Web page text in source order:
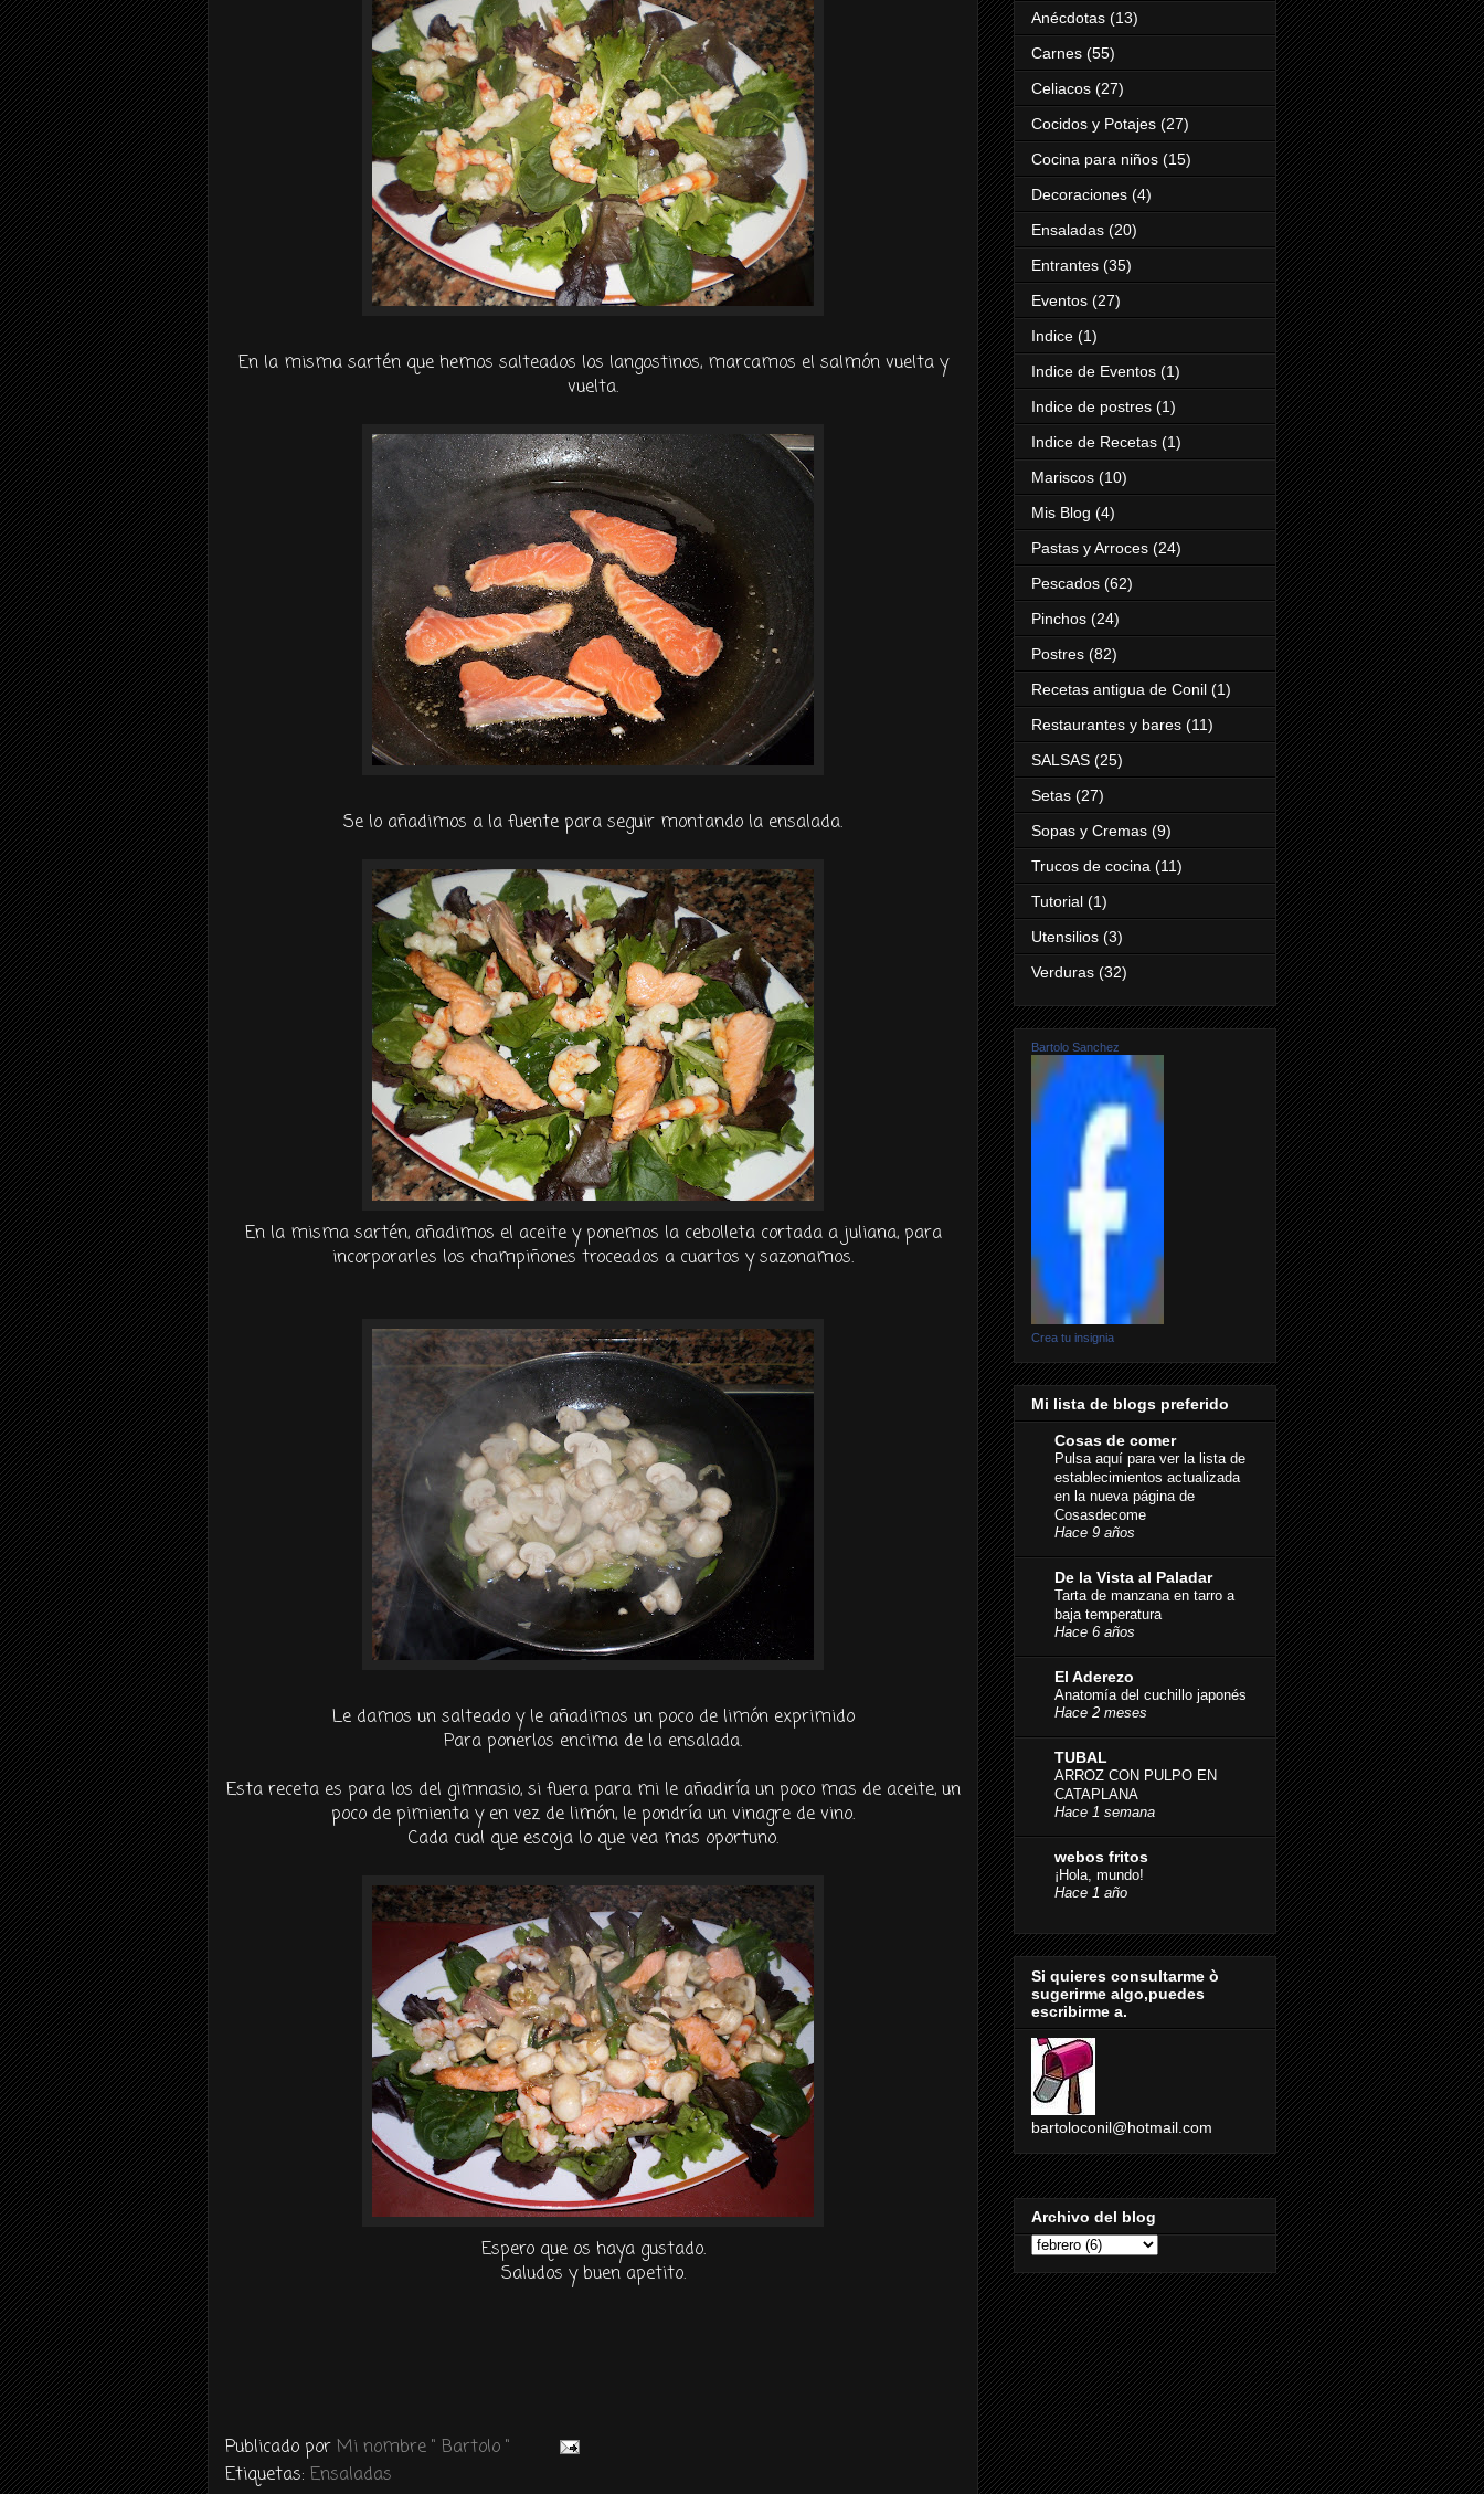
En la misma sartén que hemos salteados los langostinos, marcamos el salmón vuelta y
vuelta.
Se lo añadimos a la fuente para seguir montando la ensalada.
En la misma sartén, añadimos el aceite y ponemos la cebolleta cortada a juliana, para
incorporarles los champiñones troceados a cuartos y sazonamos.
Le damos un salteado y le añadimos un poco de limón exprimido
Para ponerlos encima de la ensalada.
Esta receta es para los del gimnasio, si fuera para mi le añadiría un poco mas de aceite, un
poco de pimienta y en vez de limón, le pondría un vinagre de vino.
Cada cual que escoja lo que vea mas oportuno.
Espero que os haya gustado.
Saludos y buen apetito.
Publicado por Mi nombre " Bartolo "
Etiquetas: Ensaladas
Anécdotas (13)
Carnes (55)
Celiacos (27)
Cocidos y Potajes (27)
Cocina para niños (15)
Decoraciones (4)
Ensaladas (20)
Entrantes (35)
Eventos (27)
Indice (1)
Indice de Eventos (1)
Indice de postres (1)
Indice de Recetas (1)
Mariscos (10)
Mis Blog (4)
Pastas y Arroces (24)
Pescados (62)
Pinchos (24)
Postres (82)
Recetas antigua de Conil (1)
Restaurantes y bares (11)
SALSAS (25)
Setas (27)
Sopas y Cremas (9)
Trucos de cocina (11)
Tutorial (1)
Utensilios (3)
Verduras (32)
Bartolo Sanchez
Crea tu insignia
Mi lista de blogs preferido
Cosas de comer
Pulsa aquí para ver la lista de
establecimientos actualizada
en la nueva página de
Cosasdecome
Hace 9 años
De la Vista al Paladar
Tarta de manzana en tarro a
baja temperatura
Hace 6 años
El Aderezo
Anatomía del cuchillo japonés
Hace 2 meses
TUBAL
ARROZ CON PULPO EN
CATAPLANA
Hace 1 semana
webos fritos
¡Hola, mundo!
Hace 1 año
Si quieres consultarme ò
sugerirme algo,puedes
escribirme a.
bartoloconil@hotmail.com
Archivo del blog